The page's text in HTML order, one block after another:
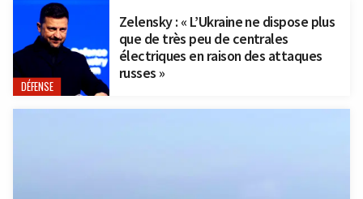
DÉFENSE
Zelensky : « L’Ukraine ne dispose plus
que de très peu de centrales
électriques en raison des attaques
russes »